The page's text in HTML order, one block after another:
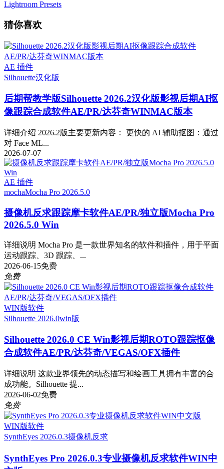
Lightroom Presets
猜你喜欢
AE 插件
Silhouette汉化版
后期帮教学版Silhouette 2026.2汉化版影视后期AI抠
像跟踪合成软件AE/PR/达芬奇WINMAC版本
详细介绍 2026.2版主要更新内容： 更快的 AI 辅助抠图：通过
对 Face ML...
2026-07-07
AE 插件
mochaMocha Pro 2026.5.0
摄像机反求跟踪摩卡软件AE/PR/独立版Mocha Pro
2026.5.0 Win
详细说明 Mocha Pro 是一款世界知名的软件和插件，用于平面
运动跟踪、3D 跟踪、...
2026-06-15免费
免费
WIN版软件
Silhouette 2026.0win版
Silhouette 2026.0 CE Win影视后期ROTO跟踪抠像
合成软件AE/PR/达芬奇/VEGAS/OFX插件
详细说明 这款业界领先的动态描写和绘画工具拥有丰富的合
成功能。Silhouette 提...
2026-06-02免费
免费
WIN版软件
SynthEyes 2026.0.3摄像机反求
SynthEyes Pro 2026.0.3专业摄像机反求软件WIN中